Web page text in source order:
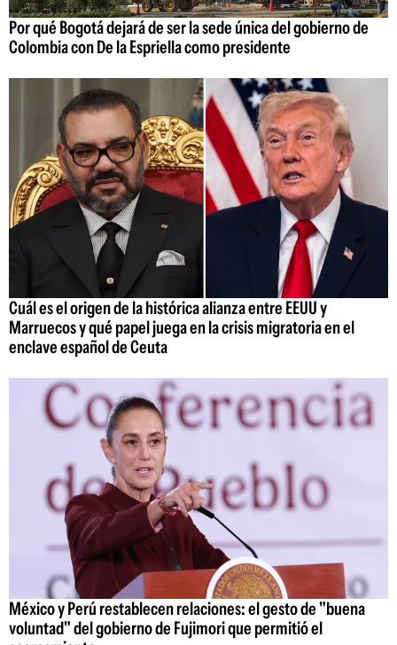
Por qué Bogotá dejará de ser la sede única del gobierno de
Colombia con De la Espriella como presidente
Cuál es el origen de la histórica alianza entre EEUU y
Marruecos y qué papel juega en la crisis migratoria en el
enclave español de Ceuta
México y Perú restablecen relaciones: el gesto de "buena
voluntad" del gobierno de Fujimori que permitió el